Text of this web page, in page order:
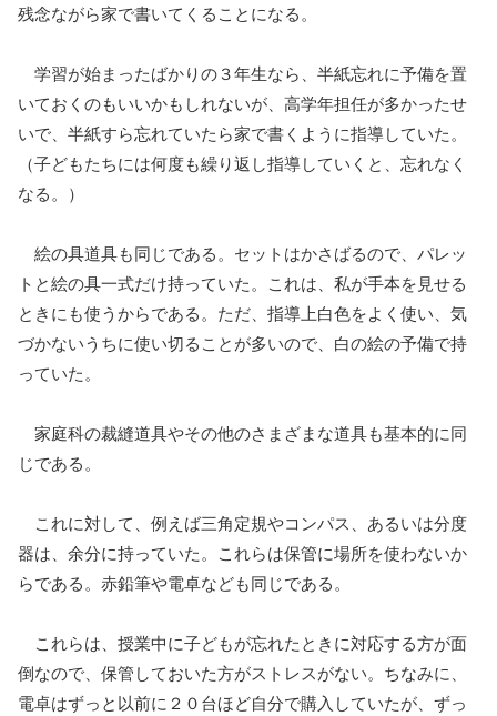
残念ながら家で書いてくることになる。
学習が始まったばかりの３年生なら、半紙忘れに予備を置
いておくのもいいかもしれないが、高学年担任が多かったせ
いで、半紙すら忘れていたら家で書くように指導していた。
（子どもたちには何度も繰り返し指導していくと、忘れなく
なる。）
絵の具道具も同じである。セットはかさばるので、パレッ
トと絵の具一式だけ持っていた。これは、私が手本を見せる
ときにも使うからである。ただ、指導上白色をよく使い、気
づかないうちに使い切ることが多いので、白の絵の予備で持
っていた。
家庭科の裁縫道具やその他のさまざまな道具も基本的に同
じである。
これに対して、例えば三角定規やコンパス、あるいは分度
器は、余分に持っていた。これらは保管に場所を使わないか
らである。赤鉛筆や電卓なども同じである。
これらは、授業中に子どもが忘れたときに対応する方が面
倒なので、保管しておいた方がストレスがない。ちなみに、
電卓はずっと以前に２０台ほど自分で購入していたが、ずっ